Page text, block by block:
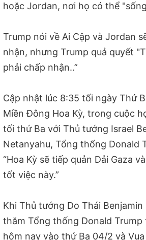
hoặc Jordan, nơi họ có thể
Trump nói về Ai Cập và Jordan
nhận, nhưng Trump quả quyết
phải chấp nhận..”
Cập nhật lúc 8:35 tối ngày Thứ
Miền Đông Hoa Kỳ, trong cuộc
tối thứ Ba với Thủ tướng Israel
Netanyahu, Tổng thống Donald
“Hoa Kỳ sẽ tiếp quản Dải Gaza
tốt việc này.”
Khi Thủ tướng Do Thái
thăm Tổng thống Donald Trump
hôm nay vào thứ Ba 04/2 và